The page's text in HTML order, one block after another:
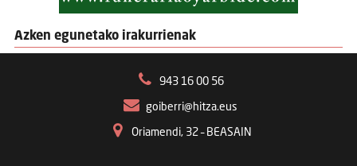
Azken egunetako irakurrienak
943 16 00 56
goiberri@hitza.eus
Oriamendi, 32 – BEASAIN